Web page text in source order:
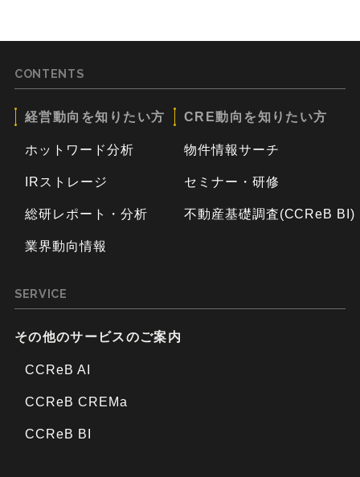
CONTENTS
経営動向を知りたい方
ホットワード分析
IRストレージ
総研レポート・分析
業界動向情報
CRE動向を知りたい方
物件情報サーチ
セミナー・研修
不動産基礎調査(CCReB BI)
SERVICE
その他のサービスのご案内
CCReB AI
CCReB CREMa
CCReB BI